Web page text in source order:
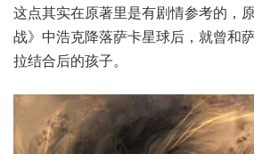
这点其实在原著里是有剧情参考的，
战》中浩克降落萨卡星球后，就曾和
拉结合后的孩子。